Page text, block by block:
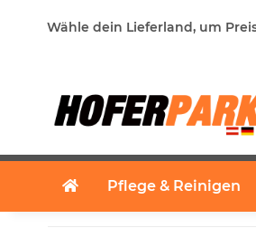
Wähle dein Lieferland, um
Pflege & Reinigen